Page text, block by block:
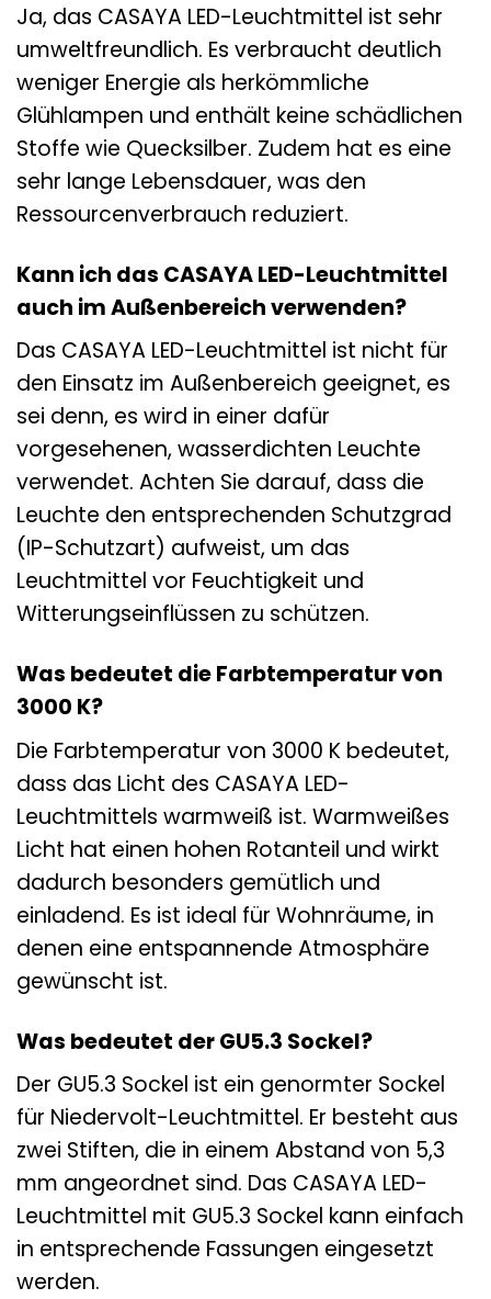
Ja, das CASAYA LED-Leuchtmittel ist sehr
umweltfreundlich. Es verbraucht deutlich
weniger Energie als herkömmliche
Glühlampen und enthält keine schädlichen
Stoffe wie Quecksilber. Zudem hat es eine
sehr lange Lebensdauer, was den
Ressourcenverbrauch reduziert.
Kann ich das CASAYA LED-Leuchtmittel
auch im Außenbereich verwenden?
Das CASAYA LED-Leuchtmittel ist nicht für
den Einsatz im Außenbereich geeignet, es
sei denn, es wird in einer dafür
vorgesehenen, wasserdichten Leuchte
verwendet. Achten Sie darauf, dass die
Leuchte den entsprechenden Schutzgrad
(IP-Schutzart) aufweist, um das
Leuchtmittel vor Feuchtigkeit und
Witterungseinflüssen zu schützen.
Was bedeutet die Farbtemperatur von
3000 K?
Die Farbtemperatur von 3000 K bedeutet,
dass das Licht des CASAYA LED-
Leuchtmittels warmweiß ist. Warmweißes
Licht hat einen hohen Rotanteil und wirkt
dadurch besonders gemütlich und
einladend. Es ist ideal für Wohnräume, in
denen eine entspannende Atmosphäre
gewünscht ist.
Was bedeutet der GU5.3 Sockel?
Der GU5.3 Sockel ist ein genormter Sockel
für Niedervolt-Leuchtmittel. Er besteht aus
zwei Stiften, die in einem Abstand von 5,3
mm angeordnet sind. Das CASAYA LED-
Leuchtmittel mit GU5.3 Sockel kann einfach
in entsprechende Fassungen eingesetzt
werden.